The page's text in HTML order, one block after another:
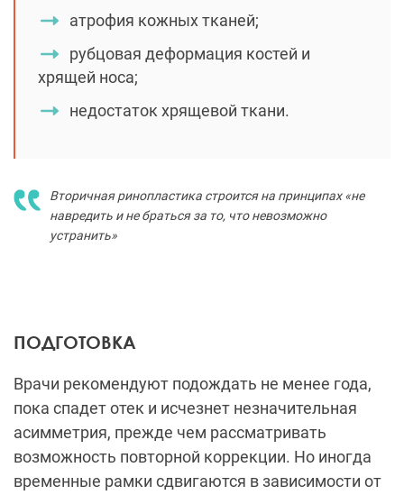
атрофия кожных тканей;
рубцовая деформация костей и
хрящей носа;
недостаток хрящевой ткани.
Вторичная ринопластика строится на принципах «не
навредить и не браться за то, что невозможно
устранить»
ПОДГОТОВКА
Врачи рекомендуют подождать не менее года,
пока спадет отек и исчезнет незначительная
асимметрия, ​​прежде чем рассматривать
возможность повторной коррекции. Но иногда
временные рамки сдвигаются в зависимости от